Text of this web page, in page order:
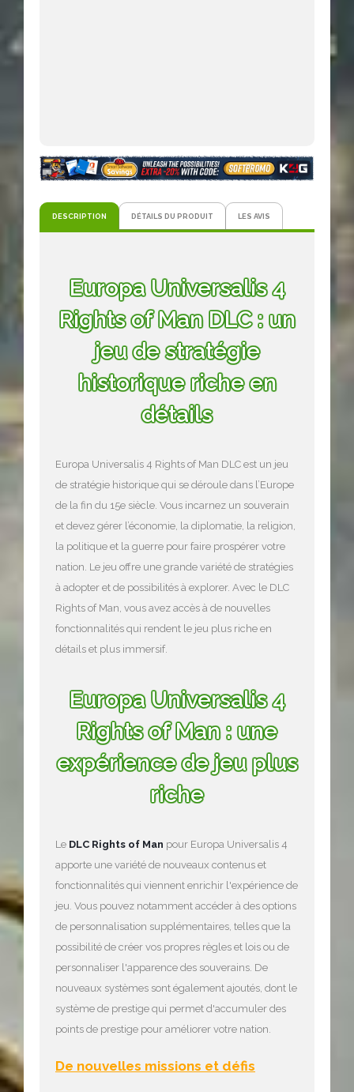
DESCRIPTION DÉTAILS DU PRODUIT LES AVIS
Europa Universalis 4
Rights of Man DLC : un
jeu de stratégie
historique riche en
détails
Europa Universalis 4 Rights of Man DLC est un jeu
de stratégie historique qui se déroule dans l’Europe
de la fin du 15e siècle. Vous incarnez un souverain
et devez gérer l’économie, la diplomatie, la religion,
la politique et la guerre pour faire prospérer votre
nation. Le jeu offre une grande variété de stratégies
à adopter et de possibilités à explorer. Avec le DLC
Rights of Man, vous avez accès à de nouvelles
fonctionnalités qui rendent le jeu plus riche en
détails et plus immersif.
Europa Universalis 4
Rights of Man : une
expérience de jeu plus
riche
Le DLC Rights of Man pour Europa Universalis 4
apporte une variété de nouveaux contenus et
fonctionnalités qui viennent enrichir l'expérience de
jeu. Vous pouvez notamment accéder à des options
de personnalisation supplémentaires, telles que la
possibilité de créer vos propres règles et lois ou de
personnaliser l'apparence des souverains. De
nouveaux systèmes sont également ajoutés, dont le
système de prestige qui permet d'accumuler des
points de prestige pour améliorer votre nation.
De nouvelles missions et défis